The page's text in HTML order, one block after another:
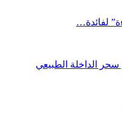
لفائدة…
الداخلة الطبيعي